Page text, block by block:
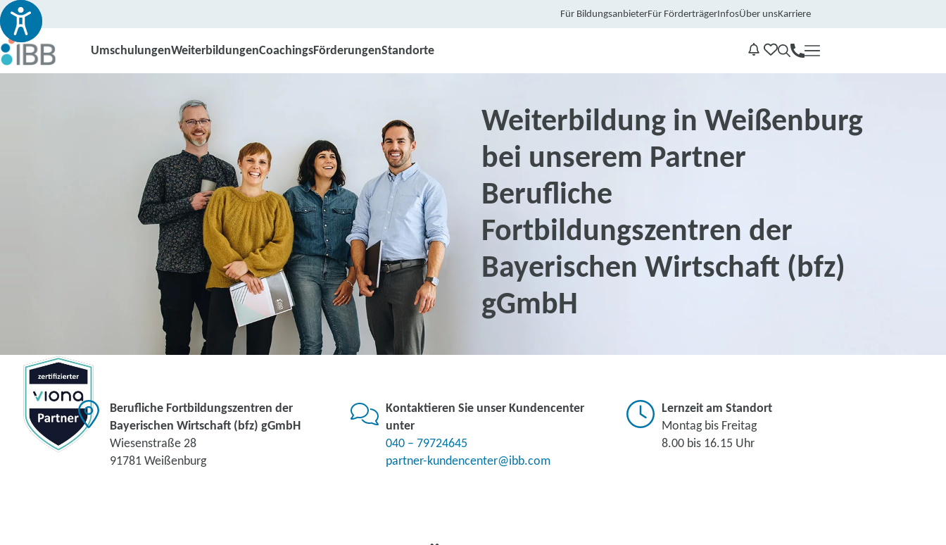
Für BildungsanbieterFür FörderträgerInfosÜber unsKarriere
UmschulungenWeiterbildungenCoachingsFörderungenStandorte
Kontakt
Weiterbildung in Weißenburg
bei unserem Partner
Berufliche
Fortbildungszentren der
Bayerischen Wirtschaft (bfz)
gGmbH
Berufliche Fortbildungszentren der
Bayerischen Wirtschaft (bfz) gGmbH
Wiesenstraße 28
91781 Weißenburg
Kontaktieren Sie unser Kundencenter
unter
040 – 79724645
partner-kundencenter@ibb.com
Lernzeit am Standort
Montag bis Freitag
8.00 bis 16.15 Uhr